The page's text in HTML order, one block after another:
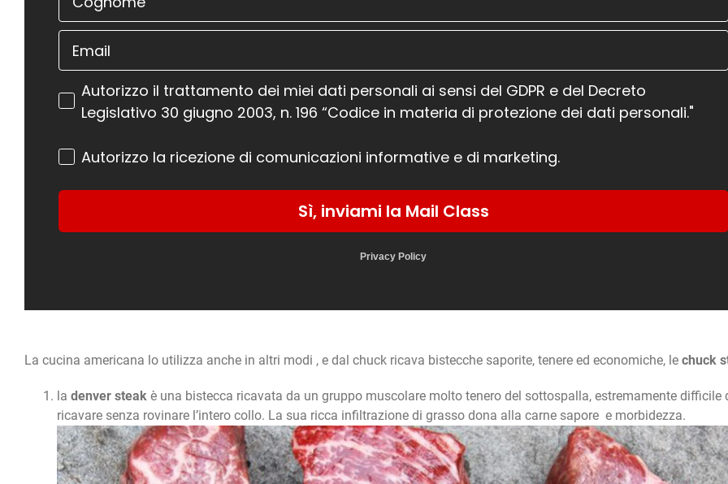
Autorizzo il trattamento dei miei dati personali ai sensi del GDPR e del Decreto
Legislativo 30 giugno 2003, n. 196 “Codice in materia di protezione dei dati personali."
Autorizzo la ricezione di comunicazioni informative e di marketing.
Sì, inviami la Mail Class
Privacy Policy
La cucina americana lo utilizza anche in altri modi , e dal chuck ricava bistecche saporite, tenere ed economiche, le chuck
la denver steakè una bistecca ricavata da un gruppo muscolare molto tenero del sottospalla, estremamente difficile
ricavare senza rovinare l’intero collo. La sua ricca infiltrazione di grasso dona alla carne sapore e morbidezza.